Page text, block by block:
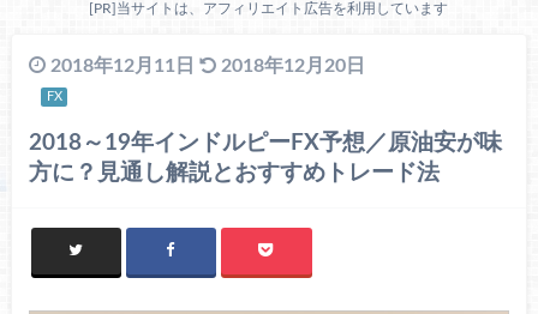
[PR]当サイトは、アフィリエイト広告を利用しています
2018年12月11日 2018年12月20日
FX
2018～19年インドルピーFX予想／原油安が味
方に？見通し解説とおすすめトレード法